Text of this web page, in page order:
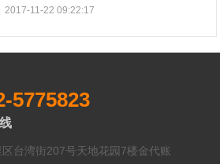
2017-11-22 09:22:17
5775823
台湾街207号天地花园7楼金代账